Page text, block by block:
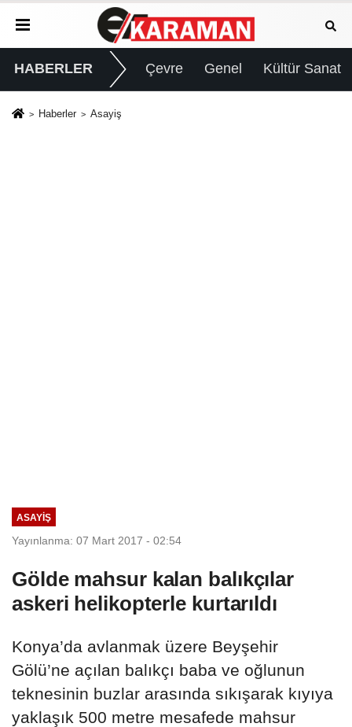
HABERLER Çevre Genel Kültür Sanat
Haberler Asayiş
ASAYIŞ
Yayınlanma: 07 Mart 2017 - 02:54
Gölde mahsur kalan balıkçılar
askeri helikopterle kurtarıldı
Konya’da avlanmak üzere Beyşehir
Gölü’ne açılan balıkçı baba ve oğlunun
teknesinin buzlar arasında sıkışarak kıyıya
yaklaşık 500 metre mesafede mahsur